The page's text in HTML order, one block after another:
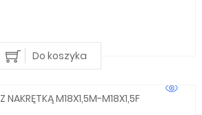
Do koszyka
NAKRĘTKĄ M18X1,5M-M18X1,5F